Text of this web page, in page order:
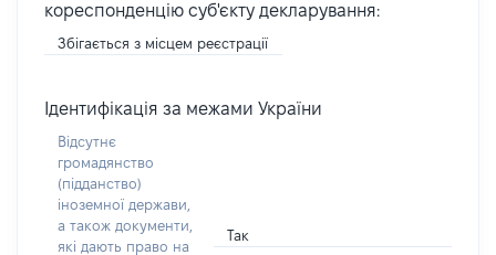
кореспонденцію суб'єкту декларування:
Збігається з місцем реєстрації
Ідентифікація за межами України
Відсутнє
громадянство
(підданство)
іноземної держави,
а також документи,
які дають право на
Так